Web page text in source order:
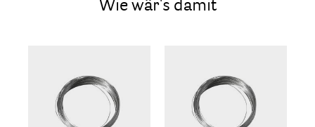
Wie wär's damit